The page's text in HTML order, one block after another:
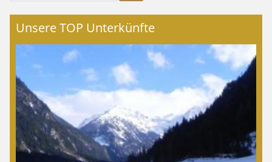
Unsere TOP Unterkünfte